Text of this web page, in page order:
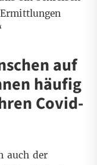
auf
häufig
Covid-
auch der